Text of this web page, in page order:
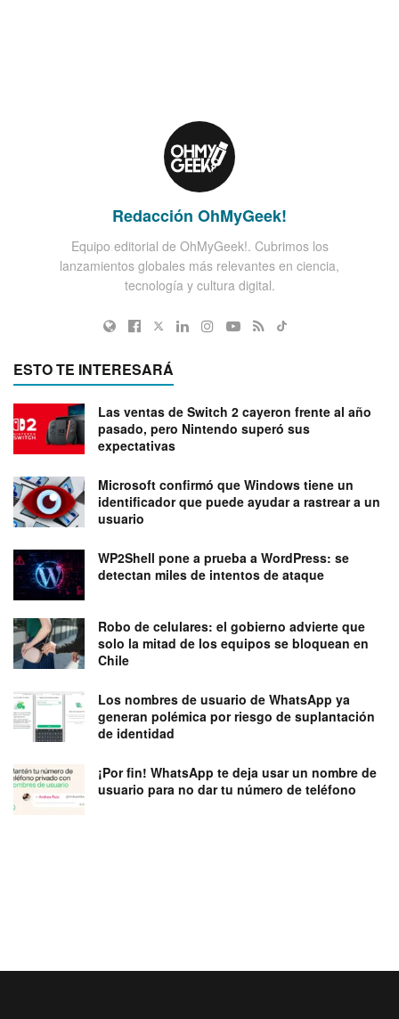
Redacción OhMyGeek!
Equipo editorial de OhMyGeek!. Cubrimos los
lanzamientos globales más relevantes en ciencia,
tecnología y cultura digital.
ESTO TE INTERESARÁ
Las ventas de Switch 2 cayeron frente al año
pasado, pero Nintendo superó sus
expectativas
Microsoft confirmó que Windows tiene un
identificador que puede ayudar a rastrear a un
usuario
WP2Shell pone a prueba a WordPress: se
detectan miles de intentos de ataque
Robo de celulares: el gobierno advierte que
solo la mitad de los equipos se bloquean en
Chile
Los nombres de usuario de WhatsApp ya
generan polémica por riesgo de suplantación
de identidad
¡Por fin! WhatsApp te deja usar un nombre de
usuario para no dar tu número de teléfono